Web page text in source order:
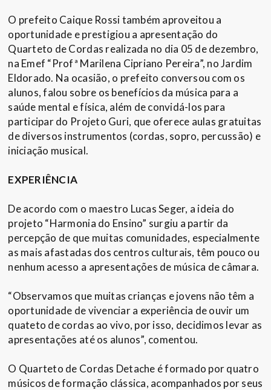
O prefeito Caique Rossi também aproveitou a
oportunidade e prestigiou a apresentação do
Quarteto de Cordas realizada no dia 05 de dezembro,
na Emef “Profª Marilena Cipriano Pereira”, no Jardim
Eldorado. Na ocasião, o prefeito conversou com os
alunos, falou sobre os benefícios da música para a
saúde mental e física, além de convidá-los para
participar do Projeto Guri, que oferece aulas gratuitas
de diversos instrumentos (cordas, sopro, percussão) e
iniciação musical.
EXPERIÊNCIA
De acordo com o maestro Lucas Seger, a ideia do
projeto “Harmonia do Ensino” surgiu a partir da
percepção de que muitas comunidades, especialmente
as mais afastadas dos centros culturais, têm pouco ou
nenhum acesso a apresentações de música de câmara.
“Observamos que muitas crianças e jovens não têm a
oportunidade de vivenciar a experiência de ouvir um
quateto de cordas ao vivo, por isso, decidimos levar as
apresentações até os alunos”, comentou.
O Quarteto de Cordas Detache é formado por quatro
músicos de formação clássica, acompanhados por seus